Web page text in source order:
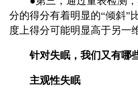
分的得分有着明显的“倾斜”
度上得分可能明显高于另一
针对失眠，我们又有哪
主观性失眠